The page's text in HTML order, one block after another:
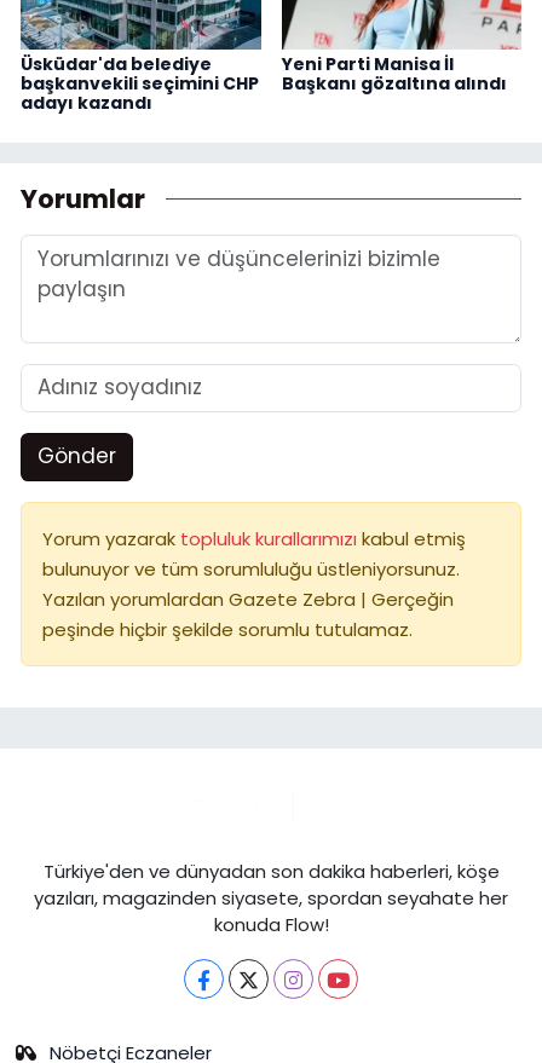
Üsküdar'da belediye
başkanvekili seçimini CHP
adayı kazandı
Yeni Parti Manisa İl
Başkanı gözaltına alındı
Yorumlar
Gönder
Yorum yazarak topluluk kurallarımızı kabul etmiş
bulunuyor ve tüm sorumluluğu üstleniyorsunuz.
Yazılan yorumlardan Gazete Zebra | Gerçeğin
peşinde hiçbir şekilde sorumlu tutulamaz.
Türkiye'den ve dünyadan son dakika haberleri, köşe
yazıları, magazinden siyasete, spordan seyahate her
konuda Flow!
Nöbetçi Eczaneler